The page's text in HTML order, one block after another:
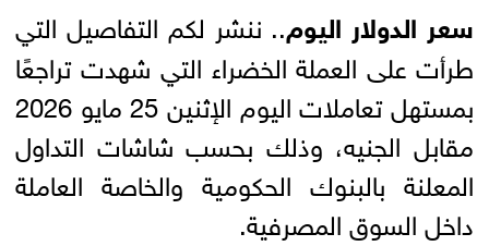
سعر الدولار اليوم.. ننشر لكم التفاصيل التي
طرأت على العملة الخضراء التي شهدت تراجعًا
بمستهل تعاملات اليوم الإثنين 25 مايو 2026
مقابل الجنيه، وذلك بحسب شاشات التداول
المعلنة بالبنوك الحكومية والخاصة العاملة
داخل السوق المصرفية.